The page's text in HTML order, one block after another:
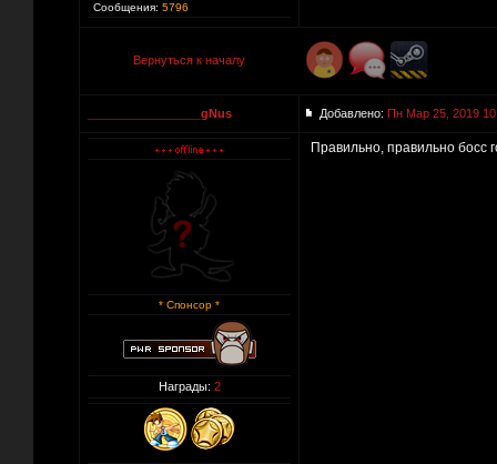
Сообщения: 5796
Вернуться к началу
_________________gNus Добавлено: Пн Мар 25, 2019
* Спонсор *
Награды: 2
Правильно, правильно босс